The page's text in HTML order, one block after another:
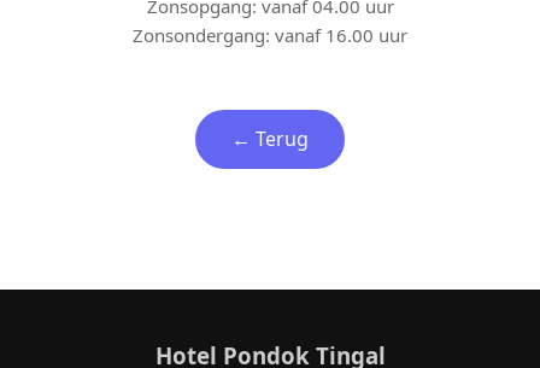
Zonsopgang: vanaf 04.00 uur
Zonsondergang: vanaf 16.00 uur
← Terug
Hotel Pondok Tingal